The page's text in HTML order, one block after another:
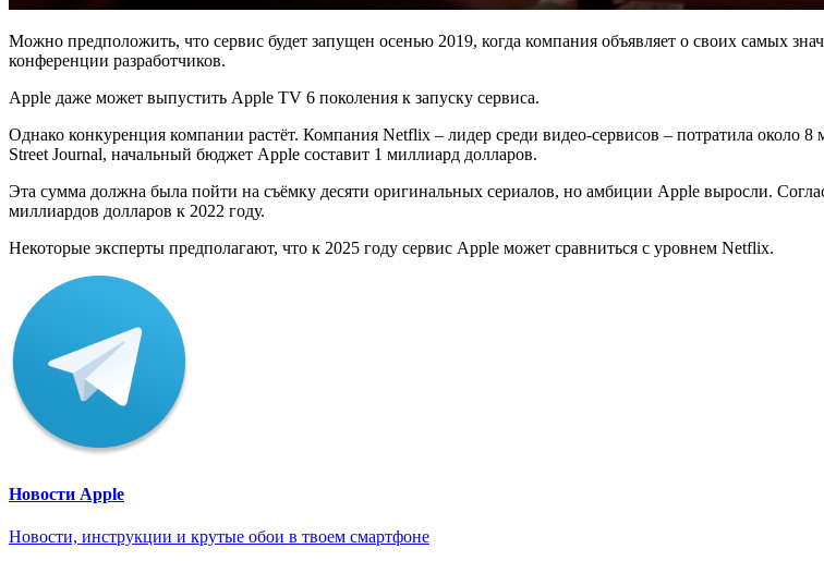
Можно предположить, что сервис будет запущен осенью 2019, когда компания объявляет о своих самых
конференции разработчиков.
Apple даже может выпустить Apple TV 6 поколения к запуску сервиса.
Однако конкуренция компании растёт. Компания Netflix – лидер среди видео-сервисов – потратила около
Street Journal, начальный бюджет Apple составит 1 миллиард долларов.
Эта сумма должна была пойти на съёмку десяти оригинальных сериалов, но амбиции Apple выросли.
миллиардов долларов к 2022 году.
Некоторые эксперты предполагают, что к 2025 году сервис Apple может сравниться с уровнем Netflix.
Новости Apple
Новости, инструкции и крутые обои в твоем смартфоне